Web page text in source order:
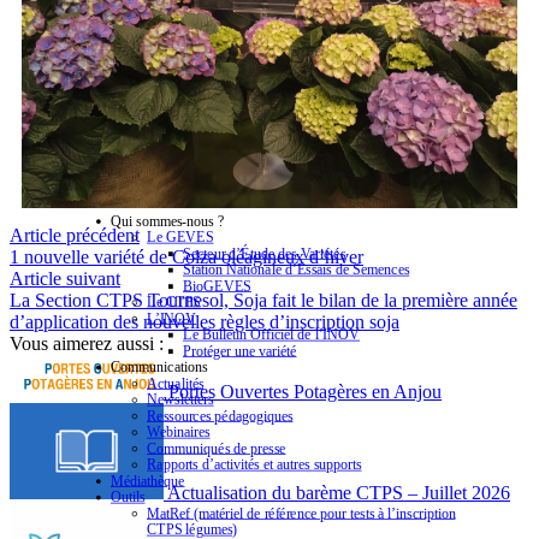
Article précédent
1 nouvelle variété de Colza oléagineux d’hiver
Article suivant
La Section CTPS Tournesol, Soja fait le bilan de la première année
d’application des nouvelles règles d’inscription soja
Vous aimerez aussi :
Portes Ouvertes Potagères en Anjou
Actualisation du barème CTPS – Juillet 2026
Qui sommes-nous ?
Le GEVES
Secteur d’Étude des Variétés
Station Nationale d’Essais de Semences
BioGEVES
Le CTPS
L’INOV
Le Bulletin Officiel de l’INOV
Protéger une variété
Communications
Actualités
Newsletters
Ressources pédagogiques
Webinaires
Communiqués de presse
Rapports d’activités et autres supports
Médiathèque
Outils
MatRef (matériel de référence pour tests à l’inscription
CTPS légumes)